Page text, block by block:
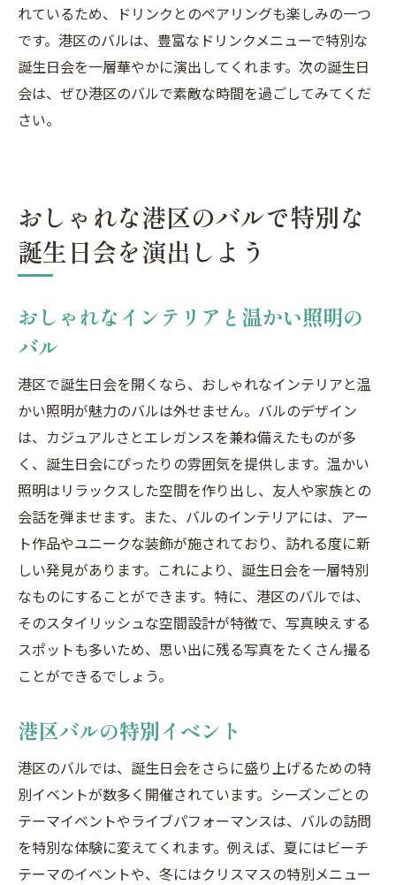
れているため、ドリンクとのペアリングも楽しみの一つ
です。港区のバルは、豊富なドリンクメニューで特別な
誕生日会を一層華やかに演出してくれます。次の誕生日
会は、ぜひ港区のバルで素敵な時間を過ごしてみてくだ
さい。
おしゃれな港区のバルで特別な
誕生日会を演出しよう
おしゃれなインテリアと温かい照明の
バル
港区で誕生日会を開くなら、おしゃれなインテリアと温
かい照明が魅力のバルは外せません。バルのデザイン
は、カジュアルさとエレガンスを兼ね備えたものが多
く、誕生日会にぴったりの雰囲気を提供します。温かい
照明はリラックスした空間を作り出し、友人や家族との
会話を弾ませます。また、バルのインテリアには、アー
ト作品やユニークな装飾が施されており、訪れる度に新
しい発見があります。これにより、誕生日会を一層特別
なものにすることができます。特に、港区のバルでは、
そのスタイリッシュな空間設計が特徴で、写真映えする
スポットも多いため、思い出に残る写真をたくさん撮る
ことができるでしょう。
港区バルの特別イベント
港区のバルでは、誕生日会をさらに盛り上げるための特
別イベントが数多く開催されています。シーズンごとの
テーマイベントやライブパフォーマンスは、バルの訪問
を特別な体験に変えてくれます。例えば、夏にはビーチ
テーマのイベントや、冬にはクリスマスの特別メニュー